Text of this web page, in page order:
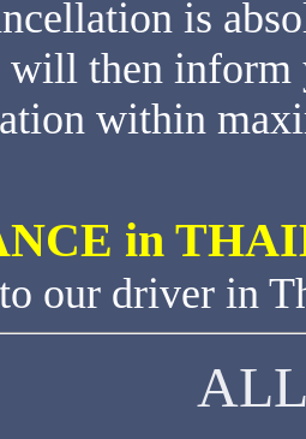
is
will then
within
in
our driver in